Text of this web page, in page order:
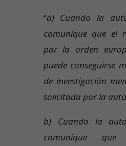
“a) Cuando la
comunique que el
por la orden
puede conseguirse
de investigación
solicitada por la
b) Cuando la
comunique